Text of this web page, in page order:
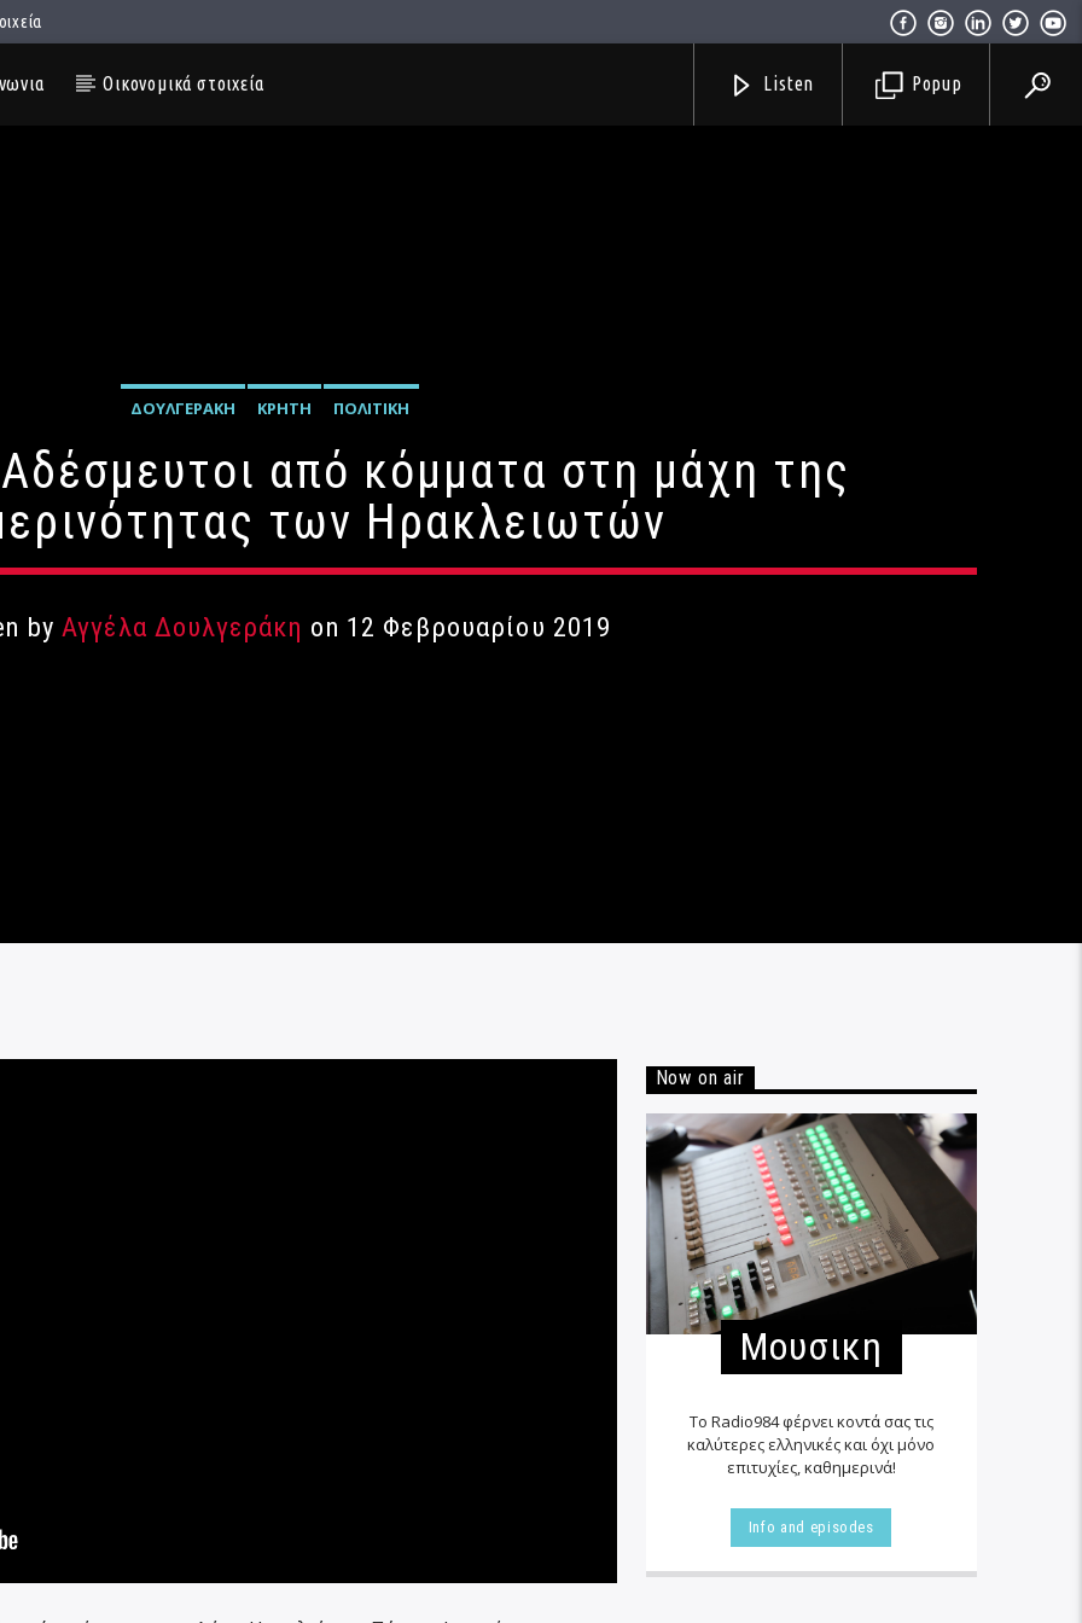
Οικονομικά στοιχεία Popup
Listen
ΔΟΥΛΓΕΡΆΚΗ ΚΡΉΤΗ ΠΟΛΙΤΙΚΉ
από κόμματα στη μάχη της
των Ηρακλειωτών
byΑγγέλα Δουλγεράκη on 12 Φεβρουαρίου 2019
Now on air
Μουσικη
Το Radio984 φέρνει κοντά σας τις
καλύτερες ελληνικές και όχι μόνο
επιτυχίες, καθημερινά!
Info and episodes